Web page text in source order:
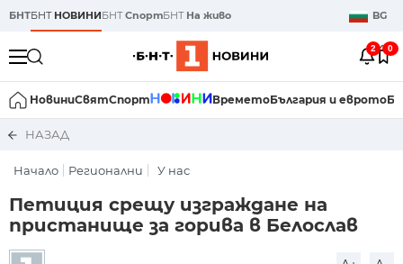
БНТБНТ НОВИНИБНТСпортБНТ На живо BG
2 0
НовиниСвятСпорт ВреметоБългария и еврото
НАЗАД
Начало Регионални У нас
Петиция срещу изграждане на
пристанище за горива в Белослав